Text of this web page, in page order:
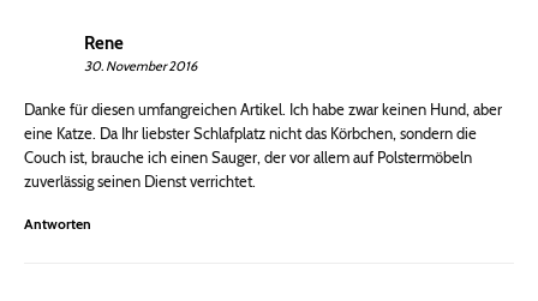
Rene
30. November 2016
Danke für diesen umfangreichen Artikel. Ich habe zwar keinen Hund, aber
eine Katze. Da Ihr liebster Schlafplatz nicht das Körbchen, sondern die
Couch ist, brauche ich einen Sauger, der vor allem auf Polstermöbeln
zuverlässig seinen Dienst verrichtet.
Antworten